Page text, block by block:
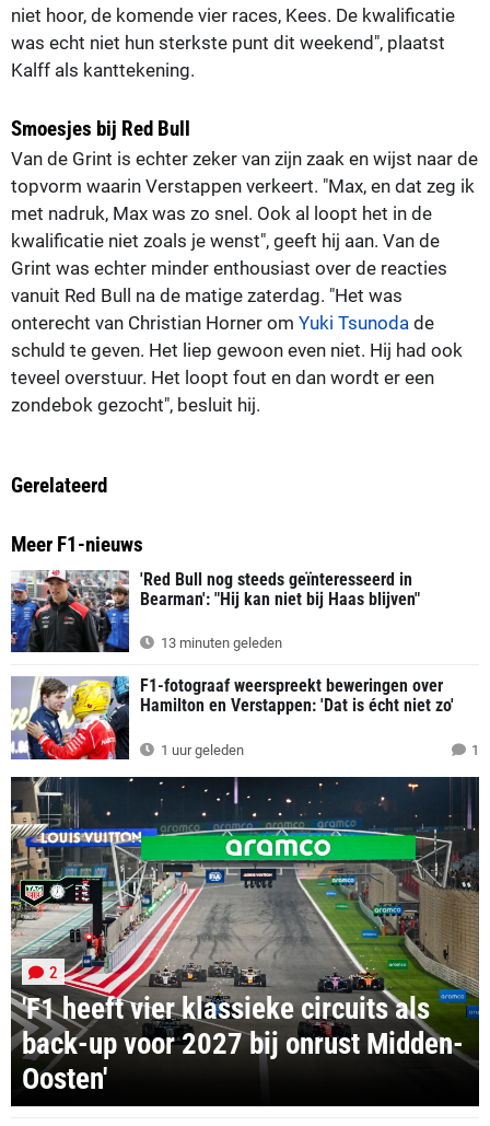
niet hoor, de komende vier races, Kees. De kwalificatie
was echt niet hun sterkste punt dit weekend", plaatst
Kalff als kanttekening.
Smoesjes bij Red Bull
Van de Grint is echter zeker van zijn zaak en wijst naar de
topvorm waarin Verstappen verkeert. "Max, en dat zeg ik
met nadruk, Max was zo snel. Ook al loopt het in de
kwalificatie niet zoals je wenst", geeft hij aan. Van de
Grint was echter minder enthousiast over de reacties
vanuit Red Bull na de matige zaterdag. "Het was
onterecht van Christian Horner om Yuki Tsunoda de
schuld te geven. Het liep gewoon even niet. Hij had ook
teveel overstuur. Het loopt fout en dan wordt er een
zondebok gezocht", besluit hij.
Gerelateerd
Meer F1-nieuws
'Red Bull nog steeds geïnteresseerd in
Bearman': "Hij kan niet bij Haas blijven"
13 minuten geleden
F1-fotograaf weerspreekt beweringen over
Hamilton en Verstappen: 'Dat is écht niet zo'
1 uur geleden 1
'F1 heeft vier klassieke circuits als
back-up voor 2027 bij onrust Midden-
Oosten'
2